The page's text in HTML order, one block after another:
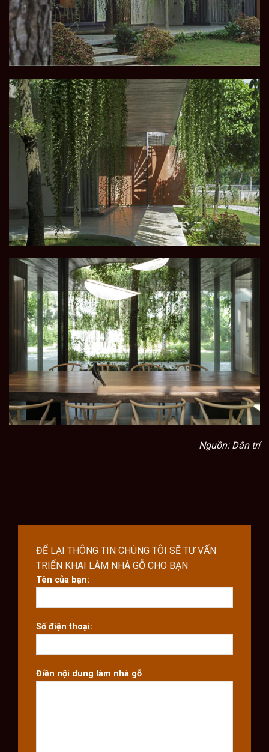
Nguồn: Dân trí
ĐỂ LẠI THÔNG TIN CHÚNG TÔI SẼ TƯ VẤN
TRIỂN KHAI LÀM NHÀ GỖ CHO BẠN
Tên của bạn:
Số điện thoại:
Điền nội dung làm nhà gỗ